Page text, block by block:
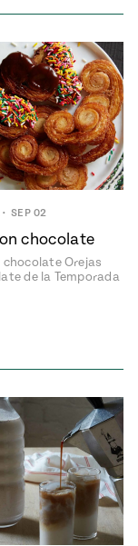
Drink To
That
Pati's
• SEP 02
chocolate
chocolate Orejas
de la Temporada